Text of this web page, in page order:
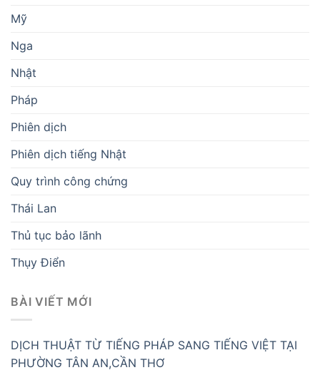
Mỹ
Nga
Nhật
Pháp
Phiên dịch
Phiên dịch tiếng Nhật
Quy trình công chứng
Thái Lan
Thủ tục bảo lãnh
Thụy Điển
BÀI VIẾT MỚI
DỊCH THUẬT TỪ TIẾNG PHÁP SANG TIẾNG VIỆT TẠI
PHƯỜNG TÂN AN,CẦN THƠ